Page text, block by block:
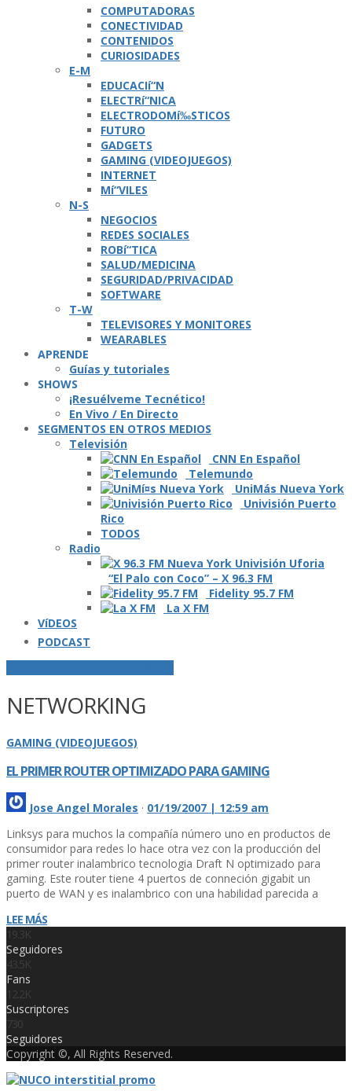
COMPUTADORAS
CONECTIVIDAD
CONTENIDOS
CURIOSIDADES
E-M
EDUCACIí“N
ELECTRí“NICA
ELECTRODOMí‰STICOS
FUTURO
GADGETS
GAMING (VIDEOJUEGOS)
INTERNET
Mí“VILES
N-S
NEGOCIOS
REDES SOCIALES
ROBí“TICA
SALUD/MEDICINA
SEGURIDAD/PRIVACIDAD
SOFTWARE
T-W
TELEVISORES Y MONITORES
WEARABLES
APRENDE
Guí­as y tutoriales
SHOWS
¡Resuélveme Tecnético!
En Vivo / En Directo
SEGMENTOS EN OTROS MEDIOS
Televisión
CNN En Español
Telemundo
UniMás Nueva York
Univisión Puerto
Rico
TODOS
Radio
“El Palo con Coco” – X 96.3 FM
Fidelity 95.7 FM
La X FM
VíDEOS
PODCAST
NETWORKING
GAMING (VIDEOJUEGOS)
EL PRIMER ROUTER OPTIMIZADO PARA GAMING
Jose Angel Morales · 01/19/2007 | 12:59 am
Linksys para muchos la compañí­a número uno en productos de
consumidor para redes lo hace otra vez con la producción del
primer router inalambrico tecnologia Draft N optimizado para
gaming. Este router tiene 4 puertos de conneción gigabit un
puerto de WAN y es inalambrico con una habilidad parecida a
LEE MÁS
19.3K
Seguidores
43.5K
Fans
12.2K
Suscriptores
730
Seguidores
Copyright ©, All Rights Reserved.